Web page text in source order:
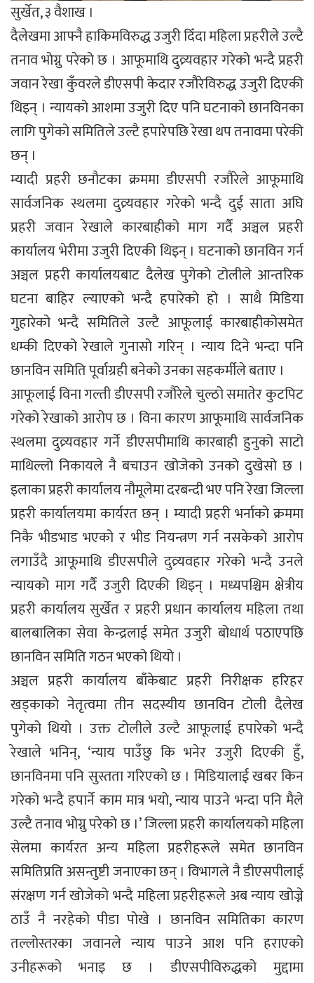
सुर्खेत, ३ वैशाख ।
दैलेखमा आफ्नै हाकिमविरुद्ध उजुरी दिँदा महिला प्रहरीले उल्टै
तनाव भोग्नु परेको छ । आफूमाथि दुव्र्यवहार गरेको भन्दै प्रहरी
जवान रेखा कुँवरले डीएसपी केदार रजौरेविरुद्ध उजुरी दिएकी
थिइन् । न्यायको आशमा उजुरी दिए पनि घटनाको छानविनका
लागि पुगेको समितिले उल्टै हपारेपछि रेखा थप तनावमा परेकी
छन् ।
म्यादी प्रहरी छनौटका क्रममा डीएसपी रजौरेले आफूमाथि
सार्वजनिक स्थलमा दुव्र्यवहार गरेको भन्दै दुई साता अघि
प्रहरी जवान रेखाले कारबाहीको माग गर्दै अञ्चल प्रहरी
कार्यालय भेरीमा उजुरी दिएकी थिइन् । घटनाको छानविन गर्न
अञ्चल प्रहरी कार्यालयबाट दैलेख पुगेको टोलीले आन्तरिक
घटना बाहिर ल्याएको भन्दै हपारेको हो । साथै मिडिया
गुहारेको भन्दै समितिले उल्टै आफूलाई कारबाहीकोसमेत
धम्की दिएको रेखाले गुनासो गरिन् । न्याय दिने भन्दा पनि
छानविन समिति पूर्वाग्रही बनेको उनका सहकर्मीले बताए ।
आफूलाई विना गल्ती डीएसपी रजौरेले चुल्ठो समातेर कुटपिट
गरेको रेखाको आरोप छ । विना कारण आफूमाथि सार्वजनिक
स्थलमा दुव्र्यवहार गर्ने डीएसपीमाथि कारबाही हुनुको साटो
माथिल्लो निकायले नै बचाउन खोजेको उनको दुखेसो छ ।
इलाका प्रहरी कार्यालय नौमूलेमा दरबन्दी भए पनि रेखा जिल्ला
प्रहरी कार्यालयमा कार्यरत छन् । म्यादी प्रहरी भर्नाको क्रममा
निकै भीडभाड भएको र भीड नियन्त्रण गर्न नसकेको आरोप
लगाउँदै आफूमाथि डीएसपीले दुव्र्यवहार गरेको भन्दै उनले
न्यायको माग गर्दै उजुरी दिएकी थिइन् । मध्यपश्चिम क्षेत्रीय
प्रहरी कार्यालय सुर्खेत र प्रहरी प्रधान कार्यालय महिला तथा
बालबालिका सेवा केन्द्रलाई समेत उजुरी बोधार्थ पठाएपछि
छानविन समिति गठन भएको थियो ।
अञ्चल प्रहरी कार्यालय बाँकेबाट प्रहरी निरीक्षक हरिहर
खड्काको नेतृत्वमा तीन सदस्यीय छानविन टोली दैलेख
पुगेको थियो । उक्त टोलीले उल्टै आफूलाई हपारेको भन्दै
रेखाले भनिन्, ‘न्याय पाउँछु कि भनेर उजुरी दिएकी हुँ,
छानविनमा पनि सुस्तता गरिएको छ । मिडियालाई खबर किन
गरेको भन्दै हपार्ने काम मात्र भयो, न्याय पाउने भन्दा पनि मैले
उल्टै तनाव भोग्नु परेको छ ।’ जिल्ला प्रहरी कार्यालयको महिला
सेलमा कार्यरत अन्य महिला प्रहरीहरूले समेत छानविन
समितिप्रति असन्तुष्टी जनाएका छन् । विभागले नै डीएसपीलाई
संरक्षण गर्न खोजेको भन्दै महिला प्रहरीहरूले अब न्याय खोज्ने
ठाउँ नै नरहेको पीडा पोखे । छानविन समितिका कारण
तल्लोस्तरका जवानले न्याय पाउने आश पनि हराएको
उनीहरूको भनाइ छ । डीएसपीविरुद्धको मुद्दामा